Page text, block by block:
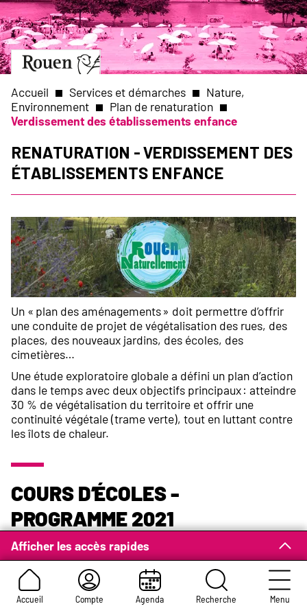
Aller
au
contenu
principal
Aller
à
page
d’accueil
Slide
1
of
1
Accueil Compte Agenda Recherche Menu
d'Ariane
Accueil Services et démarches
Nature,
Environnement
Plan de renaturation
Verdissement des établissements enfance
Renaturation - Verdissement des
établissements enfance
Afficher les accès rapides
Un « plan des aménagements » doit permettre d’offrir
une conduite de projet de végétalisation des rues, des
places, des nouveaux jardins, des écoles, des
cimetières…
Une étude exploratoire globale a défini un plan d’action
dans le temps avec deux objectifs principaux : atteindre
30 % de végétalisation du territoire et offrir une
continuité végétale (trame verte), tout en luttant contre
les îlots de chaleur.
Cours d’écoles -
Programme 2021
Les cours des écoles jouent un rôle considérable dans
le réchauffement climatique : ces sites asphaltés à
outrance participent massivement à l’effet d’îlot de
chaleur urbain. C’est pourquoi la Ville a engagé dès l’été
2021 un programme de déminéralisation/végétalisation